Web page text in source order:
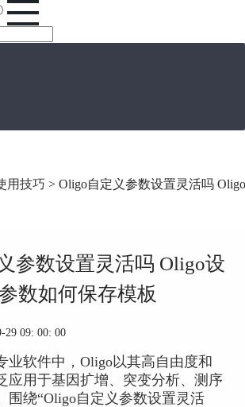
用技巧 > Oligo自定义参数设置灵活吗
参数设置灵活吗 Oligo设
数如何保存模板
29 09: 00: 00
业软件中，Oligo以其高自由度和
应用于基因扩增、突变分析、测序
围绕“Oligo自定义参数设置灵活